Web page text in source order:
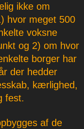
ikke om
hvor meget 500
voksne
og 2) om hvor
borger har
der hedder
kærlighed,
fest.
af de